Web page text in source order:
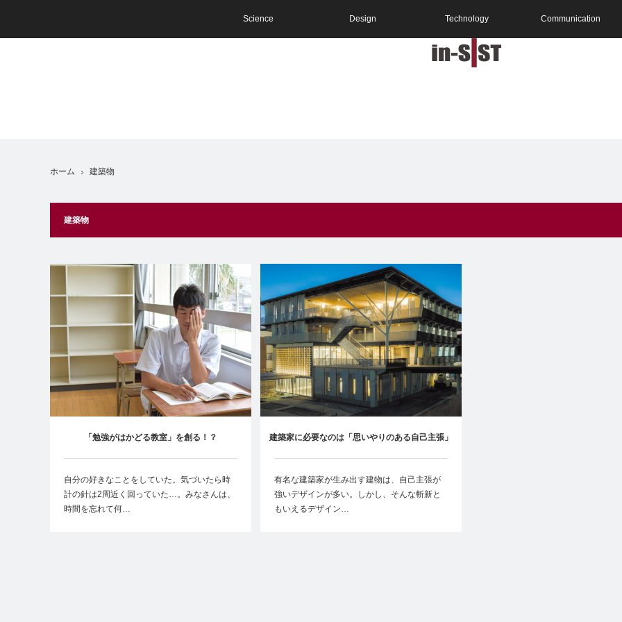
Science Design Technology Communication
ホーム 建築物
建築物
「勉強がはかどる教室」を創る！？
自分の好きなことをしていた。気づいたら時
計の針は2周近く回っていた…。みなさんは、
時間を忘れて何…
建築家に必要なのは「思いやりのある自己主張」
Vol.1
有名な建築家が生み出す建物は、自己主張が
強いデザインが多い。しかし、そんな斬新と
もいえるデザイン…